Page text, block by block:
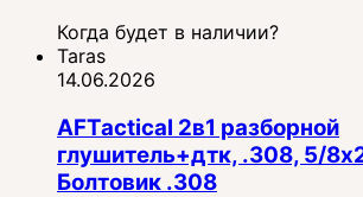
Когда будет в наличии?
Taras
14.06.2026
AFTactical 2в1 разборной
глушитель+дтк, .308, 5/
Болтовик .308